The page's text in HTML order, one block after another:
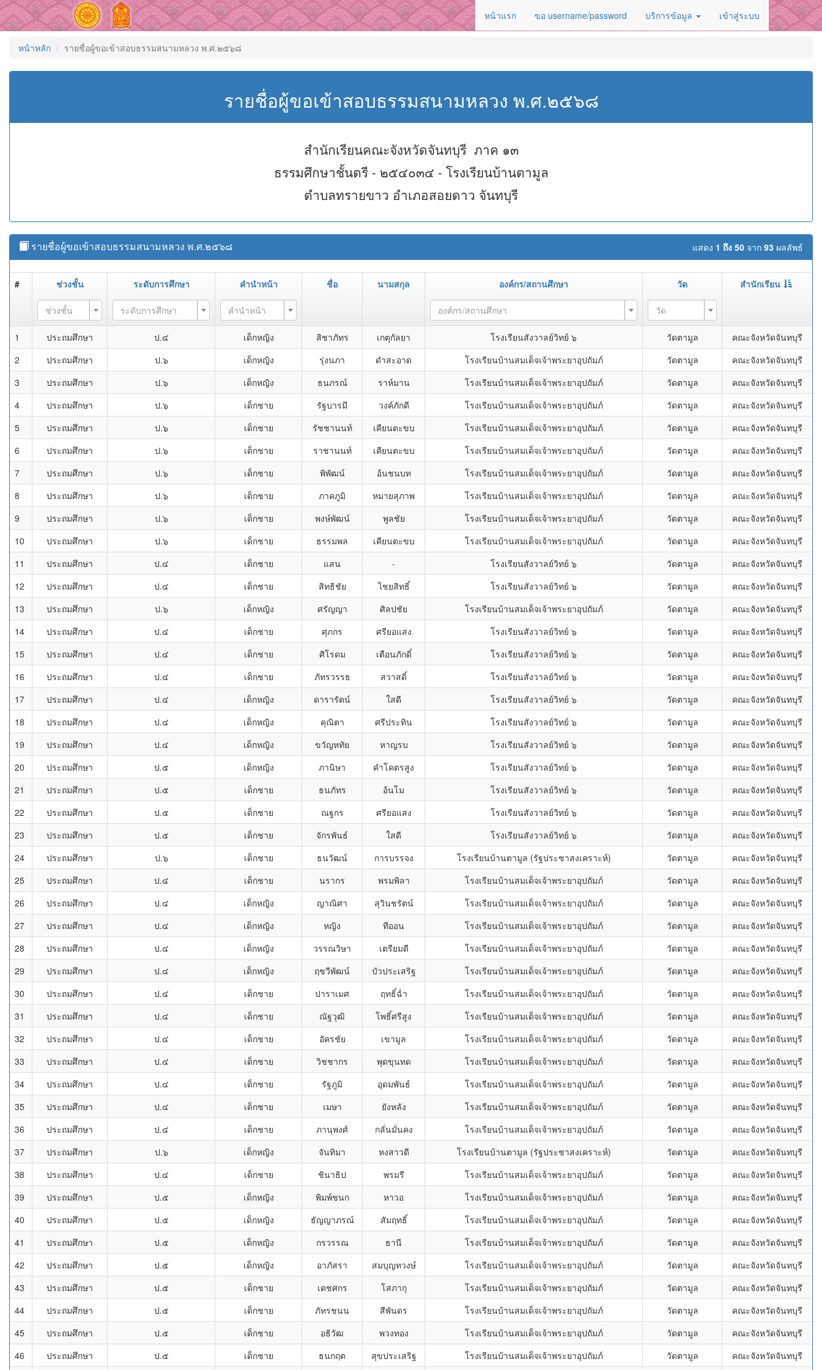
หน้าแรก ขอ username/password บริการข้อมูล เข้าสู่ระบบ
หน้าหลัก รายชื่อผู้ขอเข้าสอบธรรมสนามหลวง พ.ศ.๒๕๖๘
รายชื่อผู้ขอเข้าสอบธรรมสนามหลวง พ.ศ.๒๕๖๘
สำนักเรียนคณะจังหวัดจันทบุรี ภาค ๑๓
ธรรมศึกษาชั้นตรี - ๒๕๔๐๓๔ - โรงเรียนบ้านตามูล
ตำบลทรายขาว อำเภอสอยดาว จันทบุรี
แสดง 1 ถึง 50 จาก 93 ผลลัพธ์
รายชื่อผู้ขอเข้าสอบธรรมสนามหลวง พ.ศ.๒๕๖๘
# ช่วงชั้น ระดับการศึกษา คำนำหน้า ชื่อ นามสกุล องค์กร/สถานศึกษา วัด สำนักเรียน
ช่วงชั้น ระดับการศึกษา คำนำหน้า องค์กร/สถานศึกษา วัด
1 ประถมศึกษา ป.๔ เด็กหญิง สิชาภัทร เกตุกัลยา โรงเรียนสังวาลย์วิทย์ ๖ วัดตามูล
คณะจังหวัดจันทบุรี
2
ประถมศึกษา ป.๖ เด็กหญิง รุ่งนภา ดำสะอาด โรงเรียนบ้านสมเด็จเจ้าพระยาอุปถัมภ์ วัดตามูล
คณะจังหวัดจันทบุรี
3
ประถมศึกษา ป.๖ เด็กหญิง ธนภรณ์ ราห์มาน โรงเรียนบ้านสมเด็จเจ้าพระยาอุปถัมภ์ วัดตามูล
คณะจังหวัดจันทบุรี
4
ประถมศึกษา ป.๖ เด็กชาย รัฐบารมี วงค์ภักดี โรงเรียนบ้านสมเด็จเจ้าพระยาอุปถัมภ์ วัดตามูล
คณะจังหวัดจันทบุรี
5
ประถมศึกษา ป.๖ เด็กชาย รัชชานนท์ เคียนตะขบ โรงเรียนบ้านสมเด็จเจ้าพระยาอุปถัมภ์ วัดตามูล
คณะจังหวัดจันทบุรี
6
ประถมศึกษา ป.๖ เด็กชาย ราชานนท์ เคียนตะขบ โรงเรียนบ้านสมเด็จเจ้าพระยาอุปถัมภ์ วัดตามูล
คณะจังหวัดจันทบุรี
7
ประถมศึกษา ป.๖ เด็กชาย พิพัฒน์ อ้นชนบท โรงเรียนบ้านสมเด็จเจ้าพระยาอุปถัมภ์ วัดตามูล
คณะจังหวัดจันทบุรี
8
ประถมศึกษา ป.๖ เด็กชาย ภาคภูมิ หมายสุภาพ โรงเรียนบ้านสมเด็จเจ้าพระยาอุปถัมภ์ วัดตามูล
คณะจังหวัดจันทบุรี
9
ประถมศึกษา ป.๖ เด็กชาย พงษ์พัฒน์ พูลชัย โรงเรียนบ้านสมเด็จเจ้าพระยาอุปถัมภ์ วัดตามูล
คณะจังหวัดจันทบุรี
10
ประถมศึกษา ป.๖ เด็กชาย ธรรมพล เคียนตะขบ โรงเรียนบ้านสมเด็จเจ้าพระยาอุปถัมภ์ วัดตามูล
คณะจังหวัดจันทบุรี
11
ประถมศึกษา ป.๔ เด็กชาย แสน - โรงเรียนสังวาลย์วิทย์ ๖ วัดตามูล
คณะจังหวัดจันทบุรี
12
ประถมศึกษา ป.๔ เด็กชาย สิทธิชัย ไชยสิทธิ์ โรงเรียนสังวาลย์วิทย์ ๖ วัดตามูล
คณะจังหวัดจันทบุรี
13
ประถมศึกษา ป.๖ เด็กหญิง ศรัญญา ศิลปชัย โรงเรียนบ้านสมเด็จเจ้าพระยาอุปถัมภ์ วัดตามูล
คณะจังหวัดจันทบุรี
14
ประถมศึกษา ป.๔ เด็กชาย ศุภกร ศรียอแสง โรงเรียนสังวาลย์วิทย์ ๖ วัดตามูล
คณะจังหวัดจันทบุรี
15
ประถมศึกษา ป.๔ เด็กชาย ศิโรดม เตือนภักดิ์ โรงเรียนสังวาลย์วิทย์ ๖ วัดตามูล
คณะจังหวัดจันทบุรี
16
ประถมศึกษา ป.๔ เด็กชาย ภัทรวรรธ สวาสดิ์ โรงเรียนสังวาลย์วิทย์ ๖ วัดตามูล
คณะจังหวัดจันทบุรี
17
ประถมศึกษา ป.๔ เด็กหญิง ดารารัตน์ ใสดี โรงเรียนสังวาลย์วิทย์ ๖ วัดตามูล
คณะจังหวัดจันทบุรี
18
ประถมศึกษา ป.๔ เด็กหญิง คุณิตา ศรีประทิน โรงเรียนสังวาลย์วิทย์ ๖ วัดตามูล
คณะจังหวัดจันทบุรี
19
ประถมศึกษา ป.๔ เด็กหญิง ขวัญหทัย หาญรบ โรงเรียนสังวาลย์วิทย์ ๖ วัดตามูล
คณะจังหวัดจันทบุรี
20
ประถมศึกษา ป.๕ เด็กหญิง ภานิษา คำโคตรสูง โรงเรียนสังวาลย์วิทย์ ๖ วัดตามูล
คณะจังหวัดจันทบุรี
21
ประถมศึกษา ป.๕ เด็กชาย ธนภัทร อ้นโม โรงเรียนสังวาลย์วิทย์ ๖ วัดตามูล
คณะจังหวัดจันทบุรี
22
ประถมศึกษา ป.๕ เด็กชาย ณฐกร ศรียอแสง โรงเรียนสังวาลย์วิทย์ ๖ วัดตามูล
คณะจังหวัดจันทบุรี
23
ประถมศึกษา ป.๕ เด็กชาย จักรพันธ์ ใสดี โรงเรียนสังวาลย์วิทย์ ๖ วัดตามูล
คณะจังหวัดจันทบุรี
24
ประถมศึกษา ป.๖ เด็กชาย ธนวัฒน์ การบรรจง โรงเรียนบ้านตามูล (รัฐประชาสงเคราะห์) วัดตามูล
คณะจังหวัดจันทบุรี
25
ประถมศึกษา ป.๔ เด็กชาย นรากร พรมพิลา โรงเรียนบ้านสมเด็จเจ้าพระยาอุปถัมภ์ วัดตามูล
คณะจังหวัดจันทบุรี
26
ประถมศึกษา ป.๔ เด็กหญิง ญาณิศา สุวินชรัตน์ โรงเรียนบ้านสมเด็จเจ้าพระยาอุปถัมภ์ วัดตามูล
คณะจังหวัดจันทบุรี
27
ประถมศึกษา ป.๔ เด็กหญิง หญิง ทีออน โรงเรียนบ้านสมเด็จเจ้าพระยาอุปถัมภ์ วัดตามูล
คณะจังหวัดจันทบุรี
28
ประถมศึกษา ป.๔ เด็กหญิง วรรณวิษา เตรียมดี โรงเรียนบ้านสมเด็จเจ้าพระยาอุปถัมภ์ วัดตามูล
คณะจังหวัดจันทบุรี
29
ประถมศึกษา ป.๔ เด็กหญิง ฤชวีพัฒน์ บัวประเสริฐ โรงเรียนบ้านสมเด็จเจ้าพระยาอุปถัมภ์ วัดตามูล
คณะจังหวัดจันทบุรี
30
ประถมศึกษา ป.๔ เด็กชาย ปาราเมศ ฤทธิ์ฉ่ำ โรงเรียนบ้านสมเด็จเจ้าพระยาอุปถัมภ์ วัดตามูล
คณะจังหวัดจันทบุรี
31
ประถมศึกษา ป.๔ เด็กชาย ณัฐวุฒิ โพธิ์ศรีสูง โรงเรียนบ้านสมเด็จเจ้าพระยาอุปถัมภ์ วัดตามูล
คณะจังหวัดจันทบุรี
32
ประถมศึกษา ป.๔ เด็กชาย อัครชัย เขามูล โรงเรียนบ้านสมเด็จเจ้าพระยาอุปถัมภ์ วัดตามูล
คณะจังหวัดจันทบุรี
33
ประถมศึกษา ป.๔ เด็กชาย วิชชากร พุดขุนทด โรงเรียนบ้านสมเด็จเจ้าพระยาอุปถัมภ์ วัดตามูล
คณะจังหวัดจันทบุรี
34
ประถมศึกษา ป.๔ เด็กชาย รัฐภูมิ อุดมพันธ์ โรงเรียนบ้านสมเด็จเจ้าพระยาอุปถัมภ์ วัดตามูล
คณะจังหวัดจันทบุรี
35
ประถมศึกษา ป.๔ เด็กชาย เมษา ยังหลัง โรงเรียนบ้านสมเด็จเจ้าพระยาอุปถัมภ์ วัดตามูล
คณะจังหวัดจันทบุรี
36
ประถมศึกษา ป.๔ เด็กชาย ภานุพงศ์ กลั่นมั่นคง โรงเรียนบ้านสมเด็จเจ้าพระยาอุปถัมภ์ วัดตามูล
คณะจังหวัดจันทบุรี
37
ประถมศึกษา ป.๖ เด็กหญิง จันทิมา หงสาวดี โรงเรียนบ้านตามูล (รัฐประชาสงเคราะห์) วัดตามูล
คณะจังหวัดจันทบุรี
38
ประถมศึกษา ป.๔ เด็กชาย ชินาธิป พรมรี โรงเรียนบ้านสมเด็จเจ้าพระยาอุปถัมภ์ วัดตามูล
คณะจังหวัดจันทบุรี
39
ประถมศึกษา ป.๕ เด็กหญิง พิมพ์ชนก หาวอ โรงเรียนบ้านสมเด็จเจ้าพระยาอุปถัมภ์ วัดตามูล
คณะจังหวัดจันทบุรี
40
ประถมศึกษา ป.๕ เด็กหญิง ธัญญาภรณ์ สัมฤทธิ์ โรงเรียนบ้านสมเด็จเจ้าพระยาอุปถัมภ์ วัดตามูล
คณะจังหวัดจันทบุรี
41
ประถมศึกษา ป.๕ เด็กหญิง กรวรรณ ธานี โรงเรียนบ้านสมเด็จเจ้าพระยาอุปถัมภ์ วัดตามูล
คณะจังหวัดจันทบุรี
42
ประถมศึกษา ป.๕ เด็กหญิง อาภัสรา สมบุญทวงษ์ โรงเรียนบ้านสมเด็จเจ้าพระยาอุปถัมภ์ วัดตามูล
คณะจังหวัดจันทบุรี
43
ประถมศึกษา ป.๕ เด็กชาย เดชศกร โสภากุ โรงเรียนบ้านสมเด็จเจ้าพระยาอุปถัมภ์ วัดตามูล
คณะจังหวัดจันทบุรี
44
ประถมศึกษา ป.๕ เด็กชาย ภัทรชนน สีพันดร โรงเรียนบ้านสมเด็จเจ้าพระยาอุปถัมภ์ วัดตามูล
คณะจังหวัดจันทบุรี
45
ประถมศึกษา ป.๕ เด็กชาย อธิวัฒ พวงทอง โรงเรียนบ้านสมเด็จเจ้าพระยาอุปถัมภ์ วัดตามูล
คณะจังหวัดจันทบุรี
46
ประถมศึกษา ป.๕ เด็กชาย ธนกฤต สุขประเสริฐ โรงเรียนบ้านสมเด็จเจ้าพระยาอุปถัมภ์ วัดตามูล คณะจังหวัดจันทบุรี